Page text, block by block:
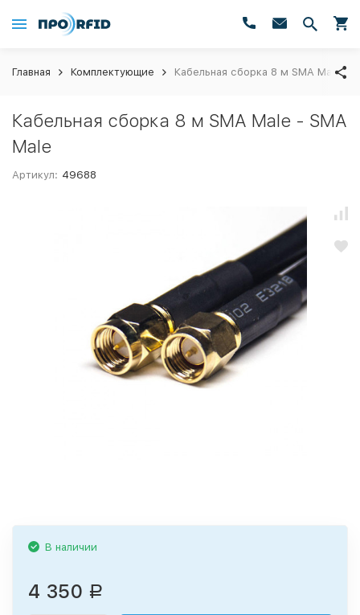
Главная Комплектующие Кабельная сборка 8 м SMA Male -
Кабельная сборка 8 м SMA Male - SMA
Male
Артикул: 49688
В наличии
4 350 Р